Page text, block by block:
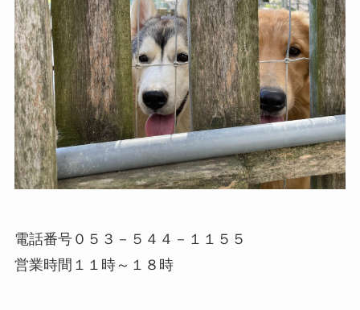
電話番号０５３－５４４－１１５５
営業時間１１時～１８時